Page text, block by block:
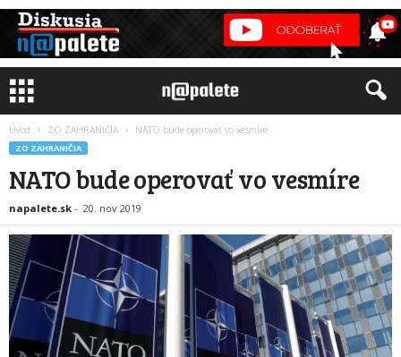
Úvod ZO ZAHRANIČIA NATO bude operovať vo vesmíre
ZO ZAHRANIČIA
NATO bude operovať vo vesmíre
napalete.sk - 20. nov 2019